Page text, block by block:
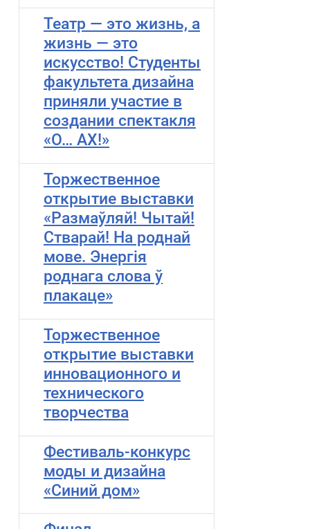
Театр — это жизнь, а
жизнь — это
искусство! Студенты
факультета дизайна
приняли участие в
создании спектакля
«О… АХ!»
Торжественное
открытие выставки
«Размаўляй! Чытай!
Стварай! На роднай
мове. Энергiя
роднага слова ў
плакаце»
Торжественное
открытие выставки
инновационного и
технического
творчества
Фестиваль-конкурс
моды и дизайна
«Синий дом»